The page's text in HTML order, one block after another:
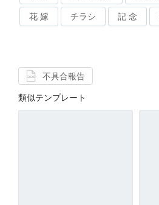
花 嫁 チラシ 記 念
不具合報告
類似テンプレート